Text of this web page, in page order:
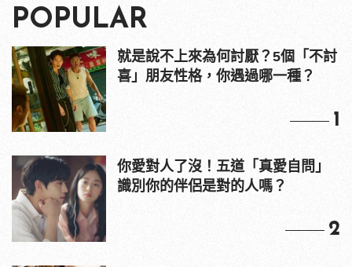
POPULAR
就是說不上來為何討厭？5個「不討
喜」朋友性格，你遇過哪一種？
1
你愛對人了沒！五道「真愛自問」
識別你的伴侶是對的人嗎？
2